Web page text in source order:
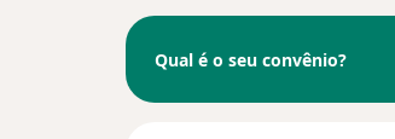
Qual é o seu convênio?